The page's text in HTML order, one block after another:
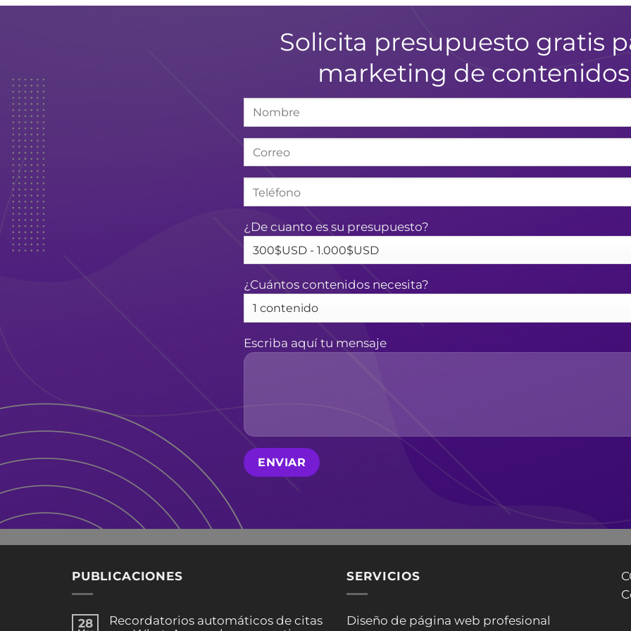
Solicita presupuesto gratis
marketing de contenidos
¿De cuanto es su presupuesto?
¿Cuántos contenidos necesita?
Escriba aquí tu mensaje
PUBLICACIONES
28
Recordatorios automáticos de citas
SERVICIOS
Diseño de página web profesional